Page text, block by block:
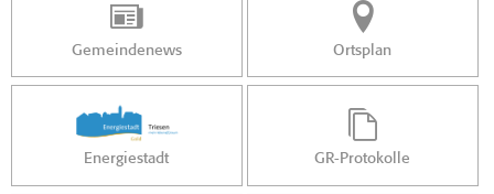
Gemeindenews Ortsplan
Energiestadt GR-Protokolle